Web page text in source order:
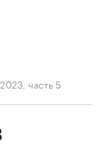
часть 5